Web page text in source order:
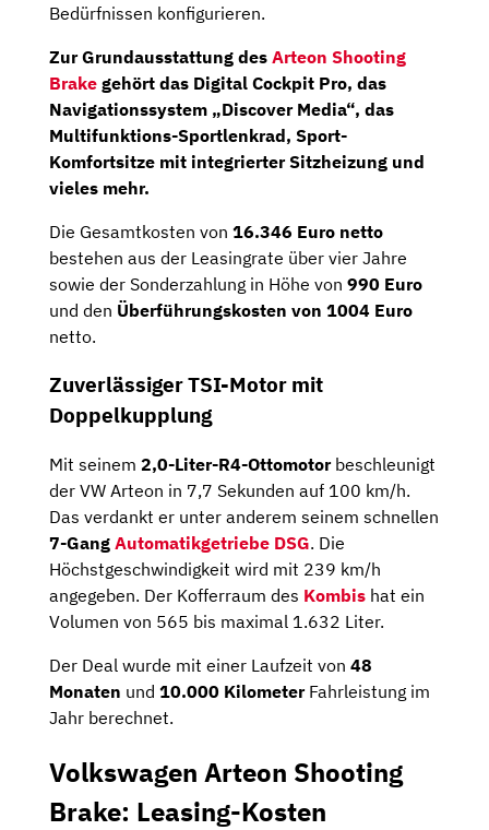
Bedürfnissen konfigurieren.
Zur Grundausstattung des Arteon Shooting
Brake gehört das Digital Cockpit Pro, das
Navigationssystem „Discover ­Media“, das
Multifunktions-Sportlenkrad, Sport-
Komfortsitze mit integrierter Sitzheizung und
vieles mehr.
Die Gesamtkosten von 16.346 Euro netto
bestehen aus der Leasingrate über vier Jahre
sowie der Sonderzahlung in Höhe von 990 Euro
und den Überführungskosten von 1004 Euro
netto.
Zuverlässiger TSI-Motor mit
Doppelkupplung
Mit seinem 2,0-Liter-R4-Ottomotorbeschleunigt
der VW Arteon in 7,7 Sekunden auf 100 km/h.
Das verdankt er unter anderem seinem schnellen
7-Gang Automatikgetriebe DSG. Die
Höchstgeschwindigkeit wird mit 239 km/h
angegeben. Der Kofferraum des Kombis hat ein
Volumen von 565 bis maximal 1.632 Liter.
Der Deal wurde mit einer Laufzeit von 48
Monaten und 10.000 KilometerFahrleistung im
Jahr berechnet.
Volkswagen Arteon Shooting
Brake: Leasing-Kosten